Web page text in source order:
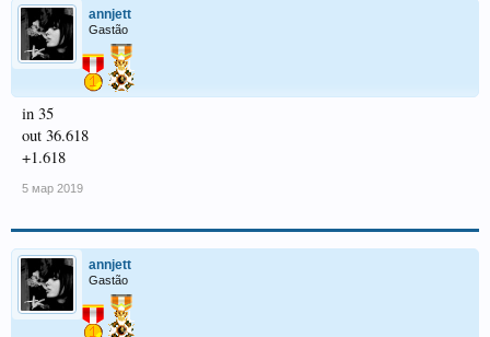
annjett
Gastão
in 35
out 36.618
+1.618
5 мар 2019
annjett
Gastão